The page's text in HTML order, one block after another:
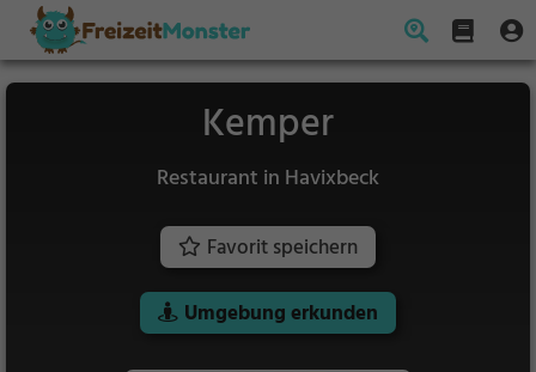
Kemper
Restaurant in Havixbeck
Favorit speichern
Umgebung erkunden